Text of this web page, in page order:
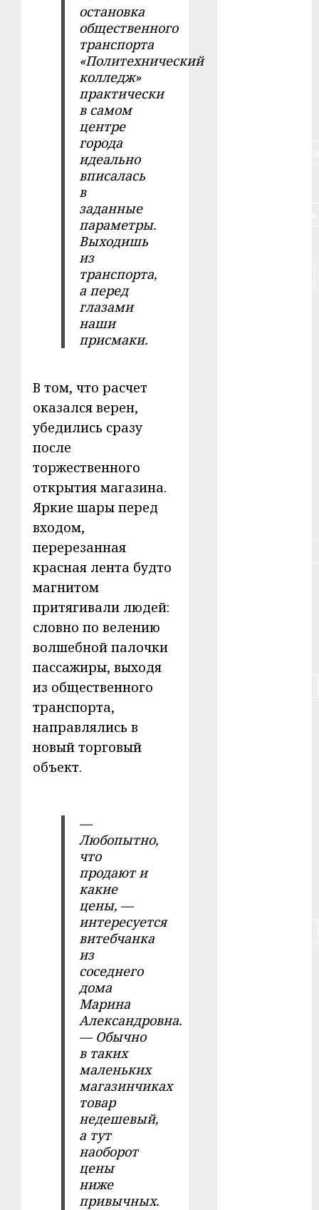
остановка
общественного
транспорта
«Политехнический
колледж»
практически
в самом
центре
города
идеально
вписалась
в
заданные
параметры.
Выходишь
из
транспорта,
а перед
глазами
наши
присмаки.
В том, что расчет
оказался верен,
убедились сразу
после
торжественного
открытия магазина.
Яркие шары перед
входом,
перерезанная
красная лента будто
магнитом
притягивали людей:
словно по велению
волшебной палочки
пассажиры, выходя
из общественного
транспорта,
направлялись в
новый торговый
объект.
—
Любопытно,
что
продают и
какие
цены, —
интересуется
витебчанка
из
соседнего
дома
Марина
Александровна.
— Обычно
в таких
маленьких
магазинчиках
товар
недешевый,
а тут
наоборот
цены
ниже
привычных.